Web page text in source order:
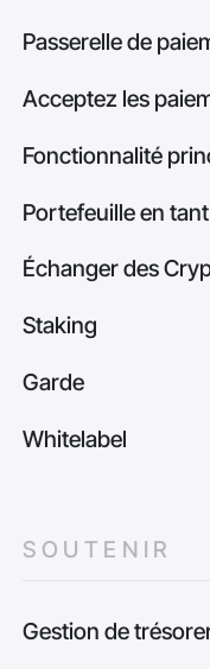
Passerelle de
Acceptez les
Fonctionnalité
Portefeuille en
Échanger des
Staking
Garde
Whitelabel
SOUTENIR
Gestion de